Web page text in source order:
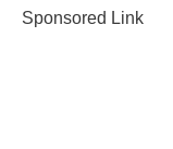
Sponsored Link